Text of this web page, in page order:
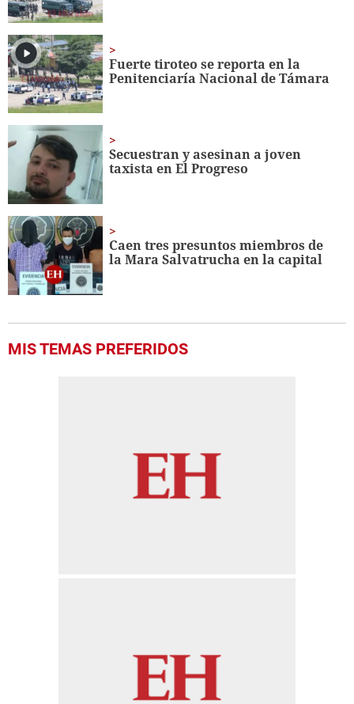
Fuerte tiroteo se reporta en la
Penitenciaría Nacional de Támara
Secuestran y asesinan a joven
taxista en El Progreso
Caen tres presuntos miembros de
la Mara Salvatrucha en la capital
MIS TEMAS PREFERIDOS